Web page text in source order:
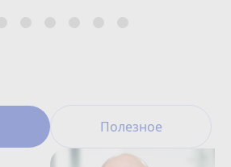
Полезное